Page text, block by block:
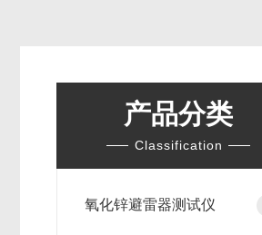
产品分类
Classification
氧化锌避雷器测试仪